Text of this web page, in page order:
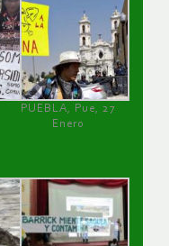
PUEBLA, Pue, 27
Enero